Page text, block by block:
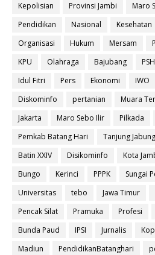
Kepolisian
Provinsi Jambi Maro
Pendidikan
Nasional Kesehatan
Organisasi
Hukum Mersam
KPU
Olahraga Bajubang
Idul Fitri
Pers Ekonomi IWO
Diskominfo
pertanian Muara
Jakarta
Maro Sebo Ilir Pilkada
Pemkab Batang Hari
Tanjung
Batin XXIV
Disikominfo Kota
Bungo
Kerinci PPPK Sungai
Universitas
tebo Jawa Timur
Pencak Silat
Pramuka Profesi
Bunda Paud
IPSI Jurnalis
Madiun
PendidikanBatanghari